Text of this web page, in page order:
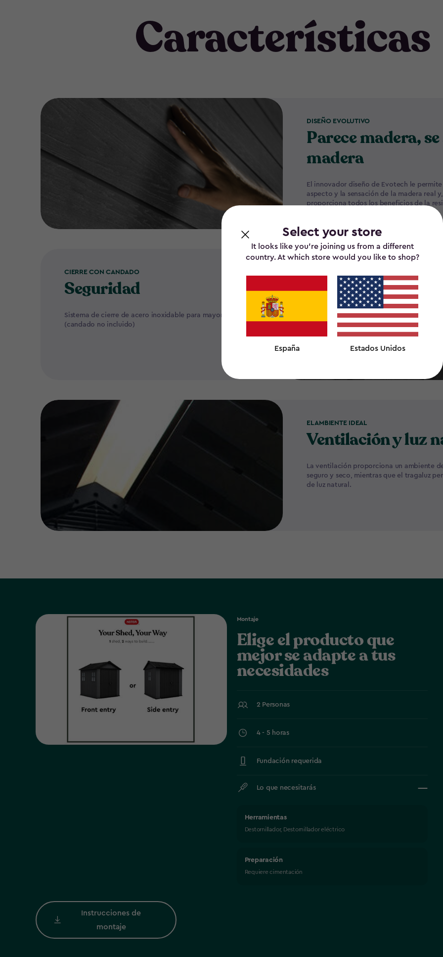
Select your store
It looks like you’re joining us from a different
country. At which store would you like to shop?
España Estados Unidos
Características
DISEÑO EVOLUTIVO
Parece madera,
madera
El innovador diseño de Evotech le
aspecto y la sensación de la madera real
proporciona todos los beneficios de la
CIERRE CON CANDADO
Seguridad
Sistema de cierre de acero inoxidable para mayor seguridad
(candado no incluido)
EL AMBIENTE IDEAL
Ventilación y luz
La ventilación proporciona un ambiente
seguro y seco, mientras que el tragaluz
de luz natural.
Montaje
Elige el producto que
mejor se adapte a tus
necesidades
2 Personas
4 - 5 horas
Fundación requerida
Lo que necesitarás
Herramientas
Destornillador, Destornillador eléctrico
Preparación
Requiere cimentación
Instrucciones de
montaje